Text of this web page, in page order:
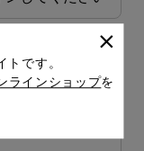
です。
ラインショップを